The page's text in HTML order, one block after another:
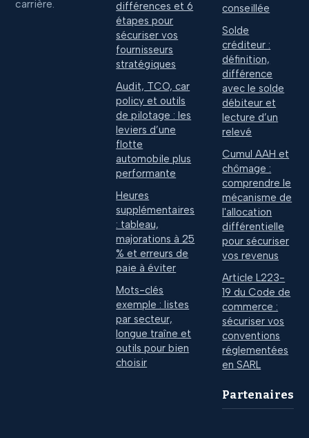
carrière.
différences et 6
étapes pour
sécuriser vos
fournisseurs
stratégiques
Audit, TCO, car
policy et outils
de pilotage : les
leviers d’une
flotte
automobile plus
performante
Heures
supplémentaires
: tableau,
majorations à 25
% et erreurs de
paie à éviter
Mots-clés
exemple : listes
par secteur,
longue traîne et
outils pour bien
choisir
conseillée
Solde
créditeur :
définition,
différence
avec le solde
débiteur et
lecture d’un
relevé
Cumul AAH et
chômage :
comprendre le
mécanisme de
l'allocation
différentielle
pour sécuriser
vos revenus
Article L223-
19 du Code de
commerce :
sécuriser vos
conventions
réglementées
en SARL
Partenaires